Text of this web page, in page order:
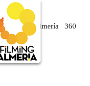
Rodar en Almería 360